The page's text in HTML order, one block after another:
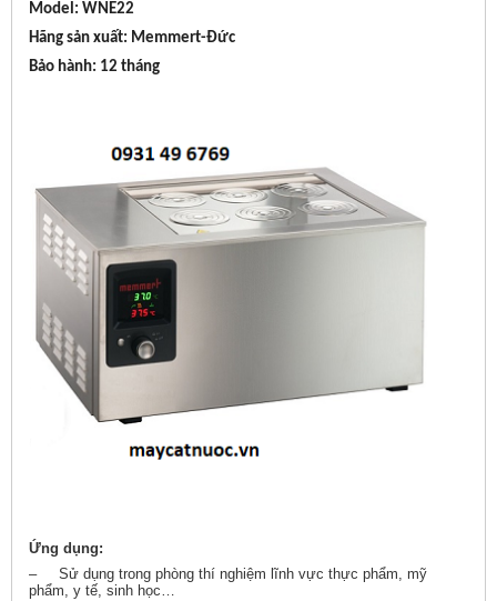
Model: WNE22
Hãng sản xuất: Memmert-Đức
Bảo hành: 12 tháng
Ứng dụng:
– Sử dụng trong phòng thí nghiệm lĩnh vực thực phẩm, mỹ
phẩm, y tế, sinh học…